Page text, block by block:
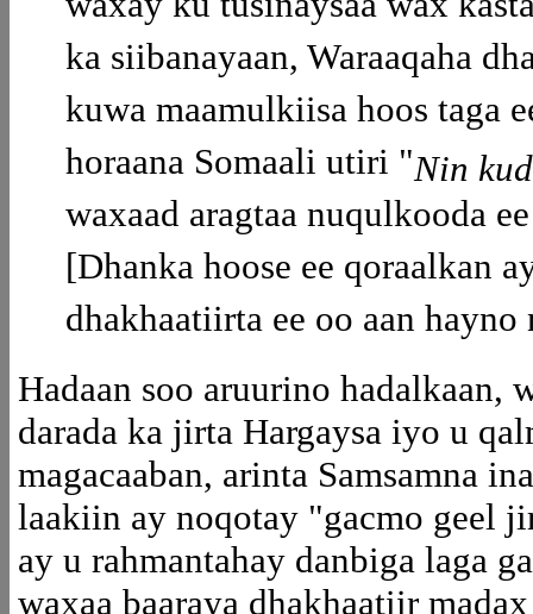
ka siibanayaan, Waraaqaha
kuwa maamulkiisa hoos taga
horaana Somaali utiri "Nin
waxaad aragtaa nuqulkooda
[Dhanka hoose ee qoraalkan
dhakhaatiirta ee oo aan
Hadaan soo aruurino hadalkaan,
darada ka jirta Hargaysa iyo u
magacaaban, arinta Samsamna
laakiin ay noqotay "gacmo geel
ay u rahmantahay danbiga laga
waxaa baaraya dhakhaatiir